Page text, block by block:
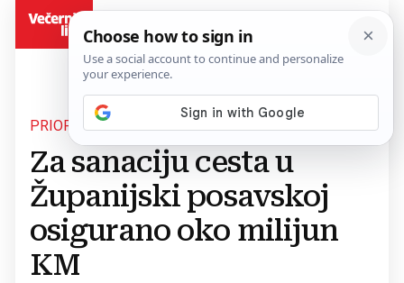
PRIOPĆENO JE IZ VLADE ŽP
Za sanaciju cesta u
Županijski posavskoj
osigurano oko milijun
KM